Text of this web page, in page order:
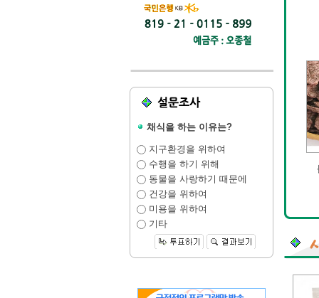
채식을 하는 이유는?
지구환경을 위하여
수행을 하기 위해
동물을 사랑하기 때문에
건강을 위하여
미용을 위하여
기타